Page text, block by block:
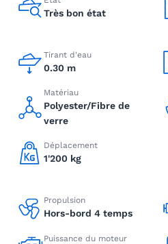
Très bon état
Tirant d'eau
0.30 m
Matériau
Polyester/Fibre de
verre
Déplacement
1'200 kg
Propulsion
Hors-bord 4 temps
Puissance du moteur